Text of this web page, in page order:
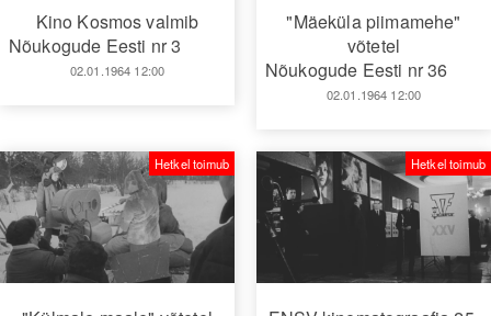
Kino Kosmos valmib
Nõukogude Eesti nr 3
02.01.1964 12:00
"Mäeküla piimamehe"
võtetel
Nõukogude Eesti nr 36
02.01.1964 12:00
Hetkel toimub Hetkel toimub